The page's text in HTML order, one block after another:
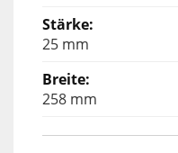
25 mm
258 mm